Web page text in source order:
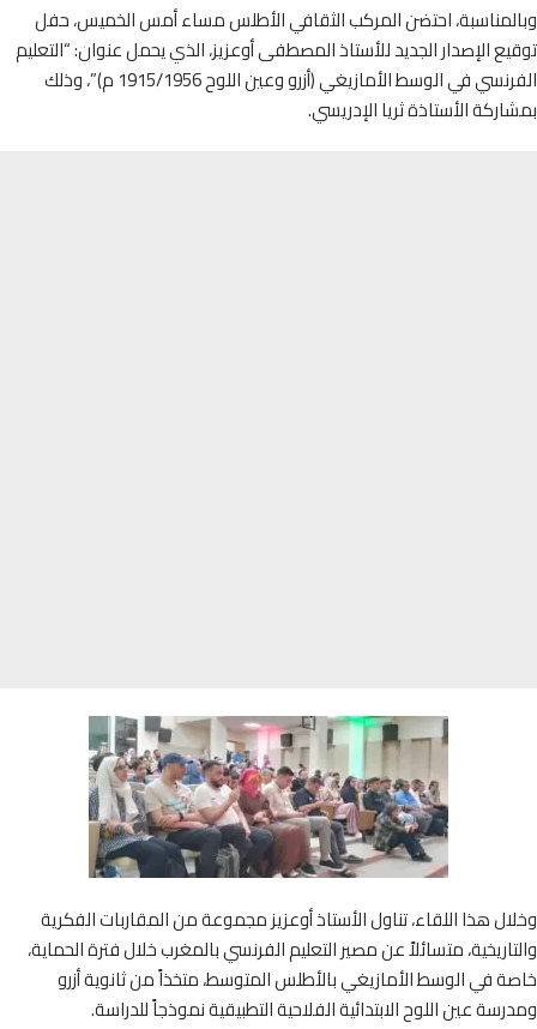
احتضن المركب الثقافي الأطلس مساء أمس الخميس، حفل
الإصدار الجديد للأستاذ المصطفى أوعزيز، الذي يحمل عنوان: “التعليم
الفرنسي في الوسط الأمازيغي (أزرو وعين اللوح 1915/1956 م)”، وذلك
الأستاذة ثريا الإدريسي.
هذا اللقاء، تناول الأستاذ أوعزيز مجموعة من المقاربات الفكرية
متسائلاً عن مصير التعليم الفرنسي بالمغرب خلال فترة الحماية،
في الوسط الأمازيغي بالأطلس المتوسط، متخذاً من ثانوية أزرو
عين اللوح الابتدائية الفلاحية التطبيقية نموذجاً للدراسة.